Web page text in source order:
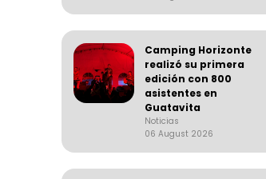
Camping Horizonte
realizó su primera
edición con 800
asistentes en
Guatavita
Noticias
06 August 2026